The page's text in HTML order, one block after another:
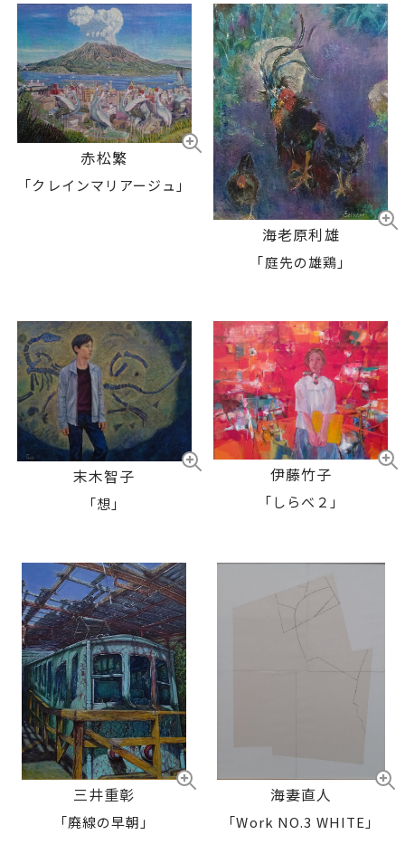
赤松繁
「クレインマリアージュ」
海老原利雄
「庭先の雄鶏」
末木智子
「想」
伊藤竹子
「しらべ２」
三井重彰
「廃線の早朝」
海妻直人
「Work NO.3 WHITE」